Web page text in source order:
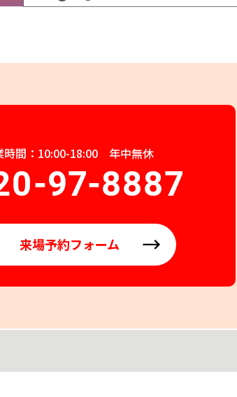
時間：10:00-18:00 年中無休
来場予約フォーム